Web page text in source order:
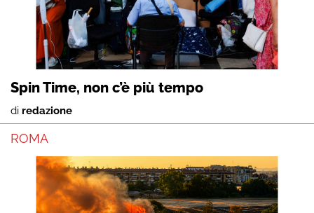
Spin Time, non c’è più tempo
di redazione
ROMA